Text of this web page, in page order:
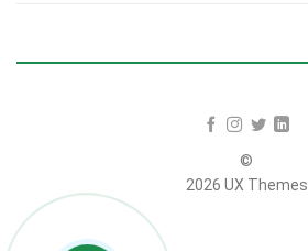
©
2026 UX Themes
Terms